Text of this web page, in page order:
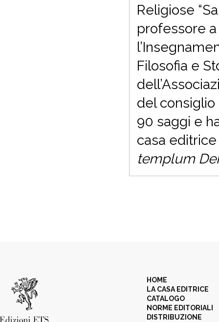
Religiose
professore
Filosofia e
del consiglio
90 saggi e
casa
templum
HOME
LA CASA EDITRICE
CATALOGO
NORME EDITORIALI
DISTRIBUZIONE